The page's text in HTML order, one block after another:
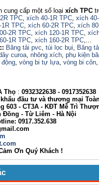
cung cấp một số loại xích TPC
TPC, xích 40-1R TPC, xích
TPC, xích 60-2R TPC, xích
2R TPC, xích 120-1R TPC,
1R TPC, xích 160-2R TPC,...
Băng tải pvc, túi lọc bụi, Băng
curoa, nhông xích, phụ kiện
, vòng bi tự lựa, vòng bi côn,
Thọ : 0932322638 - 0917352638
đầu tư và thương mại
- CT3A - KĐT Mễ Trì
- Từ Liêm - Hà Nội
0917.352.638
Quý Khách !